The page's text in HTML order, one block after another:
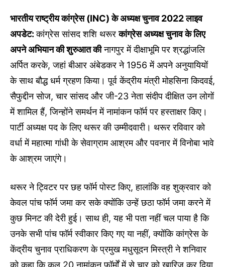
भारतीय राष्ट्रीय कांग्रेस (INC) के अध्यक्ष चुनाव 2022 लाइव
अपडेट:कांग्रेस सांसद शशि थरूरकांग्रेस अध्यक्ष चुनाव के लिए
अपने अभियान की शुरुआत कीनागपुर में दीक्षाभूमि पर श्रद्धांजलि
अर्पित करके, जहां बीआर अंबेडकर ने 1956 में अपने अनुयायियों
के साथ बौद्ध धर्म ग्रहण किया। पूर्व केंद्रीय मंत्री मोहसिना किदवई,
सैफुद्दीन सोज, चार सांसद और जी-23 नेता संदीप दीक्षित उन लोगों
में शामिल हैं, जिन्होंने समर्थन में नामांकन फॉर्म पर हस्ताक्षर किए।
पार्टी अध्यक्ष पद के लिए थरूर की उम्मीदवारी। थरूर रविवार को
वर्धा में महात्मा गांधी के सेवाग्राम आश्रम और पवनार में विनोबा भावे
के आश्रम जाएंगे।
थरूर ने ट्विटर पर छह फॉर्म पोस्ट किए, हालांकि वह शुक्रवार को
केवल पांच फॉर्म जमा कर सके क्योंकि उन्हें छठा फॉर्म जमा करने में
कुछ मिनट की देरी हुई। साथ ही, यह भी पता नहीं चल पाया है कि
उनके सभी पांच फॉर्म स्वीकार किए गए या नहीं, क्योंकि कांग्रेस के
केंद्रीय चुनाव प्राधिकरण के प्रमुख मधुसूदन मिस्त्री ने शनिवार